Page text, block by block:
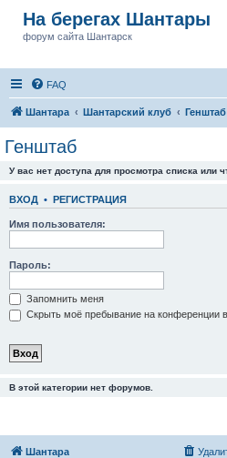
На берегах Шантары
форум сайта Шантарск
FAQ
Шантара Шантарский клуб Генштаб
Генштаб
У вас нет доступа для просмотра списка или
ВХОД • РЕГИСТРАЦИЯ
Имя пользователя:
Пароль:
Запомнить меня
Скрыть моё пребывание на конференции в
В этой категории нет форумов.
Шантара